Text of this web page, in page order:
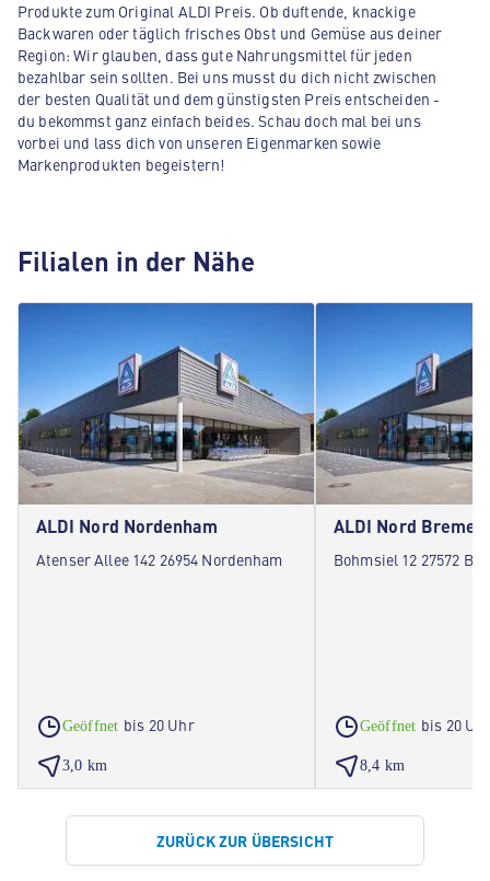
Produkte zum Original ALDI Preis. Ob duftende, knackige
Backwaren oder täglich frisches Obst und Gemüse aus deiner
Region: Wir glauben, dass gute Nahrungsmittel für jeden
bezahlbar sein sollten. Bei uns musst du dich nicht zwischen
der besten Qualität und dem günstigsten Preis entscheiden -
du bekommst ganz einfach beides. Schau doch mal bei uns
vorbei und lass dich von unseren Eigenmarken sowie
Markenprodukten begeistern!
Filialen in der Nähe
ALDI Nord Nordenham
Atenser Allee 142 26954 Nordenham
Geöffnet bis 20 Uhr
3,0 km
ALDI Nord
Bohmsiel 12 27572
Geöffnet bis 20
8,4 km
ZURÜCK ZUR ÜBERSICHT